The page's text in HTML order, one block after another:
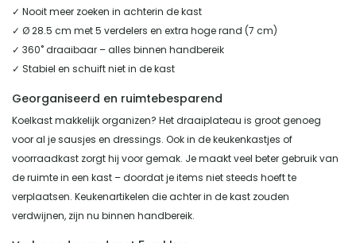
✓ Nooit meer zoeken in achterin de kast
✓ Ø 28.5 cm met 5 verdelers en extra hoge rand (7 cm)
✓ 360˚ draaibaar – alles binnen handbereik
✓ Stabiel en schuift niet in de kast
Georganiseerd en ruimtebesparend
Koelkast makkelijk organizen? Het draaiplateau is groot genoeg
voor al je sausjes en dressings. Ook in de keukenkastjes of
voorraadkast zorgt hij voor gemak. Je maakt veel beter gebruik van
de ruimte in een kast – doordat je items niet steeds hoeft te
verplaatsen. Keukenartikelen die achter in de kast zouden
verdwijnen, zijn nu binnen handbereik.